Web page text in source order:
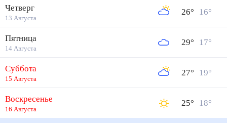
Четверг
13 Августа
26° 16°
Пятница
14 Августа
29° 17°
Суббота
15 Августа
27° 19°
Воскресенье
16 Августа
25° 18°